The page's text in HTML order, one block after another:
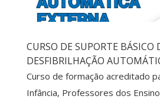
CURSO DE SUPORTE BÁSICO
DESFIBRILHAÇÃO
Curso de formação acreditado
Infância, Professores dos